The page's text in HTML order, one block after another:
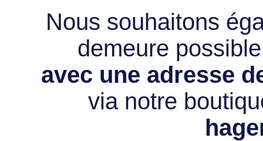
Nous souhaitons
demeure
avec une adresse
via notre